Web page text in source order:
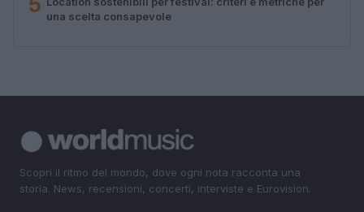
una scelta consapevole
Scopri il ritmo del mondo, dove ogni nota racconta una
storia. News, recensioni, concerti, interviste e Eurovision.